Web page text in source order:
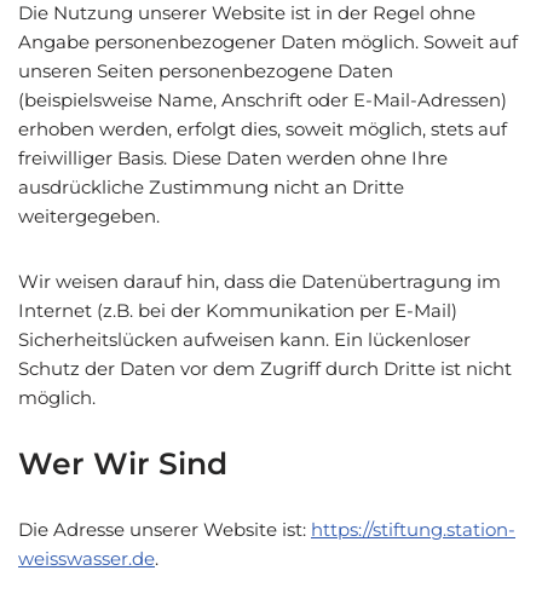
Die Nutzung unserer Website ist in der Regel ohne
Angabe personenbezogener Daten möglich. Soweit auf
unseren Seiten personenbezogene Daten
(beispielsweise Name, Anschrift oder E-Mail-Adressen)
erhoben werden, erfolgt dies, soweit möglich, stets auf
freiwilliger Basis. Diese Daten werden ohne Ihre
ausdrückliche Zustimmung nicht an Dritte
weitergegeben.
Wir weisen darauf hin, dass die Datenübertragung im
Internet (z.B. bei der Kommunikation per E-Mail)
Sicherheitslücken aufweisen kann. Ein lückenloser
Schutz der Daten vor dem Zugriff durch Dritte ist nicht
möglich.
Wer Wir Sind
Die Adresse unserer Website ist: https://stiftung.station-
weisswasser.de.